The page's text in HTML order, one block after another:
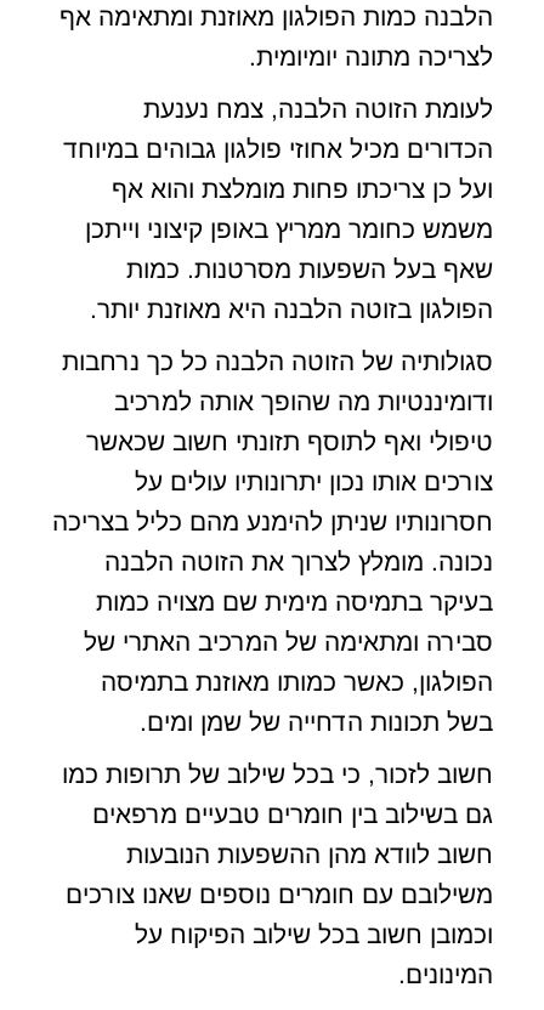
הלבנה כמות הפולגון מאוזנת ומתאימה אף
לצריכה מתונה יומיומית.
לעומת הזוטה הלבנה, צמח נענעת
הכדורים מכיל אחוזי פולגון גבוהים במיוחד
ועל כן צריכתו פחות מומלצת והוא אף
משמש כחומר ממריץ באופן קיצוני וייתכן
שאף בעל השפעות מסרטנות. כמות
הפולגון בזוטה הלבנה היא מאוזנת יותר.
סגולותיה של הזוטה הלבנה כל כך נרחבות
ודומיננטיות מה שהופך אותה למרכיב
טיפולי ואף לתוסף תזונתי חשוב שכאשר
צורכים אותו נכון יתרונותיו עולים על
חסרונותיו שניתן להימנע מהם כליל בצריכה
נכונה. מומלץ לצרוך את הזוטה הלבנה
בעיקר בתמיסה מימית שם מצויה כמות
סבירה ומתאימה של המרכיב האתרי של
הפולגון, כאשר כמותו מאוזנת בתמיסה
בשל תכונות הדחייה של שמן ומים.
חשוב לזכור, כי בכל שילוב של תרופות כמו
גם בשילוב בין חומרים טבעיים מרפאים
חשוב לוודא מהן ההשפעות הנובעות
משילובם עם חומרים נוספים שאנו צורכים
וכמובן חשוב בכל שילוב הפיקוח על
המינונים.